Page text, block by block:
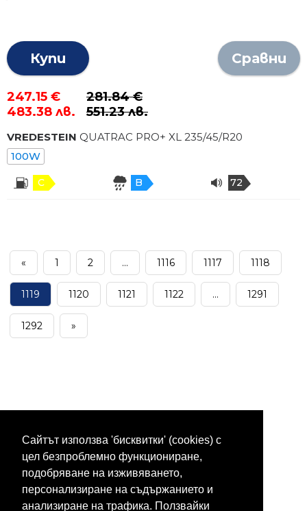
Сайтът използва 'бисквитки' (cookies) с
цел безпроблемно функциониране,
подобряване на изживяването,
персонализиране на съдържанието и
анализиране на трафика. Ползвайки
Купи Сравни
247.15 €
483.38 лв.
281.84 €
551.23 лв.
VREDESTEIN QUATRAC PRO+ XL 235/45/R20
100W
C B 72
« 1 2 ... 1116 1117 1118
1119 1120 1121 1122 ... 1291
1292 »